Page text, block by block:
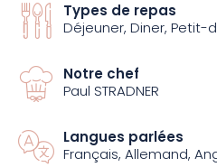
Au dessert, les douceurs du Chef
Nord. Ici, la nature n’est pas
est tout autour de vous.
En effet, le restaurant est
offrant une belle vue sur des
Types de repas
Déjeuner, Diner, Petit-
Notre chef
Paul STRADNER
Langues parlées
Français, Allemand,